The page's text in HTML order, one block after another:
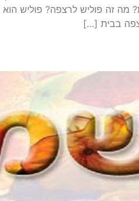
מה זה פוליש לרצפה? פוליש
בבית […]